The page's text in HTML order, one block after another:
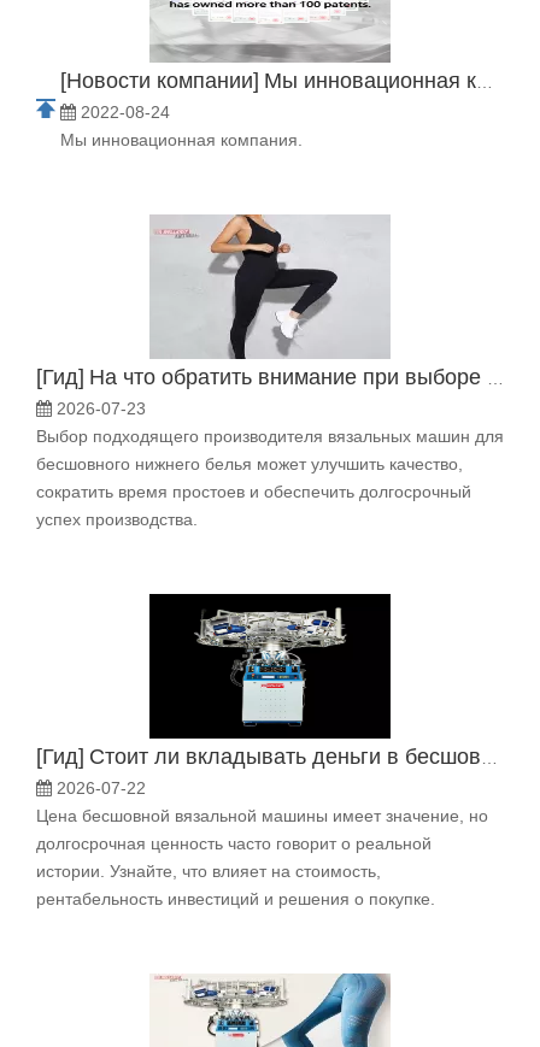
[Новости компании] Мы инновационная компания
2022-08-24
Мы инновационная компания.
[Гид] На что обратить внимание при выборе производителя вязальных машин для бесшовного нижнего белья
2026-07-23
Выбор подходящего производителя вязальных машин для
бесшовного нижнего белья может улучшить качество,
сократить время простоев и обеспечить долгосрочный
успех производства.
[Гид] Стоит ли вкладывать деньги в бесшовную вязальную машину? Цена против долгосрочной ценности
2026-07-22
Цена бесшовной вязальной машины имеет значение, но
долгосрочная ценность часто говорит о реальной
истории. Узнайте, что влияет на стоимость,
рентабельность инвестиций и решения о покупке.